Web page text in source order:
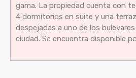
gama. La propiedad cuenta con
4 dormitorios en suite y una
despejadas a uno de los
ciudad. Se encuentra disponible